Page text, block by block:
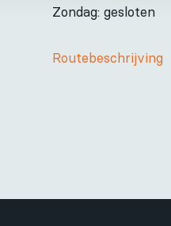
Zondag: gesloten
Routebeschrijving